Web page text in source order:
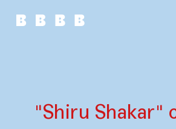
"Shiru Shakar"